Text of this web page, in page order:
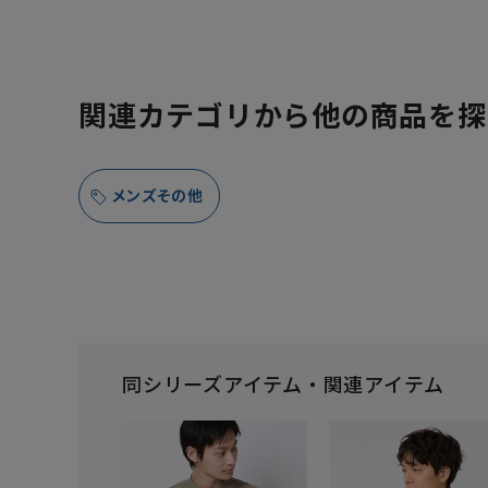
関連カテゴリから他の商品を
メンズその他
同シリーズアイテム・関連アイテム